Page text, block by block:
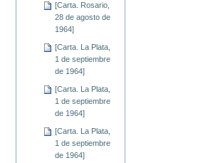
[Carta. Rosario,
28 de agosto de
1964]
[Carta. La Plata,
1 de septiembre
de 1964]
[Carta. La Plata,
1 de septiembre
de 1964]
[Carta. La Plata,
1 de septiembre
de 1964]